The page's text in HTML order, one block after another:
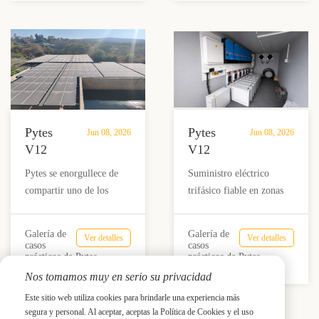
Rico.
independencia energética
para el propietario.
energía
agrícola
aislado
de 180
kVA.
confiable donde una
actualización a la red
trifásica no era factible.
Jun 08, 2026
Pytes
V12
admite
de
autoconsumo
a gran
escala
plantas
Pytes se enorgullece de
compartir uno de los
energía completados por
Battery DepotMex, que
presenta un sistema de
baterías Duravolt by Pytes
V12 a gran escala para
Ver detalles
Galería de
casos
prácticos de Pytes
Jun 08, 2026
Pytes
V12
alimenta
tres
con un
sistema
energético
completo
de la
Suministro eléctrico
trifásico fiable en zonas
Ver detalles
Galería de
casos
prácticos de Pytes
Anterior Próximo
Nos tomamos muy en serio su privacidad
Este sitio web utiliza cookies para brindarle una experiencia más
segura y personal. Al aceptar, aceptas la Política de Cookies y el uso